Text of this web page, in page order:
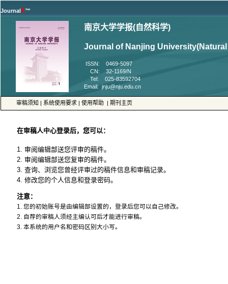
™
ISSN: 0469-5097
CN: 32-1169/N
Tel: 025-83592704
| | |
4. 修改您的个人信息和登录密码。